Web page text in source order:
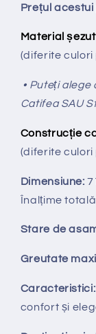
Prețul acestui
Material
(diferite culori
• Puteți
Catifea SAU
Construcție
(diferite culori
Dimensiune:
Înalțime totală
Stare de
Greutate
Caracteristici:
confort și